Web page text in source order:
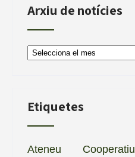
Arxiu de notícies
Arxiu
de
Etiquetes
Ateneu Cooperatiu